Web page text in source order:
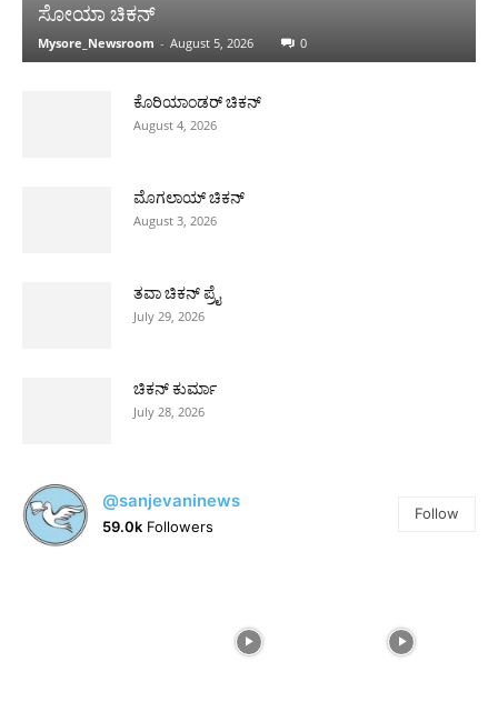
ಸೋಯಾ ಚಿಕನ್
Mysore_Newsroom - August 5, 2026 0
ಕೊರಿಯಾಂಡರ್ ಚಿಕನ್
August 4, 2026
ಮೊಗಲಾಯ್ ಚಿಕನ್
August 3, 2026
ತವಾ ಚಿಕನ್ ಪ್ರೈ
July 29, 2026
ಚಿಕನ್ ಕುರ್ಮಾ
July 28, 2026
@sanjevaninews
59.0k Followers
Follow